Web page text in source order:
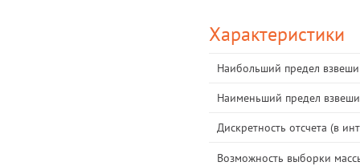
Характеристики
Наибольший предел
Наименьший предел
Дискретность отсчета (в
Возможность выборки